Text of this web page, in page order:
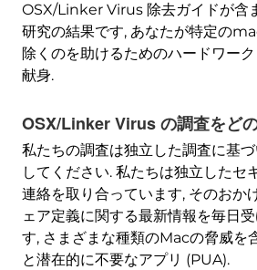
OSX/Linker Virus 除去ガイドが含
研究の結果です, あなたが特定の
除くのを助けるためのハードワー
献身.
OSX/Linker Virus の調査をど
私たちの調査は独立した調査に基
してください. 私たちは独立したセ
連絡を取り合っています, そのおか
ェア定義に関する最新情報を毎日
す, さまざまな種類のMacの脅威を
と潜在的に不要なアプリ (PUA).